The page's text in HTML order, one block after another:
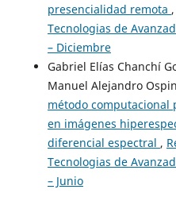
presencialidad remota ,
Tecnologias de
– Diciembre
Gabriel Elías Chanchí
Manuel Alejandro
método computacional
en imágenes
diferencial espectral ,
Tecnologias de
– Junio